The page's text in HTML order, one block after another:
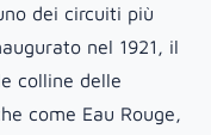
dei circuiti più
nel 1921, il
colline delle
come Eau Rouge,